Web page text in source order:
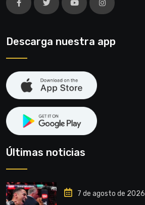
Descarga nuestra app
Últimas noticias
7 de agosto de 2026